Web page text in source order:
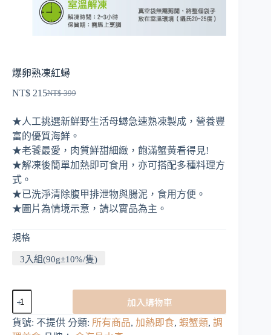
爆卵熟凍紅蟳
NT$399
始
價
格：
NT$ 399。
NT$ 215
前
價
格：
NT$ 215。
★人工挑選新鮮野生活母蟳急速熟凍製成，營養豐
富的優質海鮮。
★老饕最愛，肉質鮮甜細緻，飽滿蟹黃看得見!
★解凍後簡單加熱即可食用，亦可搭配多種料理方
式。
★已洗淨清除腹甲排泄物與腸泥，食用方便。
★圖片為情境示意，請以實品為主。
規格
3入組(90g±10%/隻)
熟
加入購物車
貨號: 不提供 分類: 所有商品, 加熱即食, 蝦蟹類, 調